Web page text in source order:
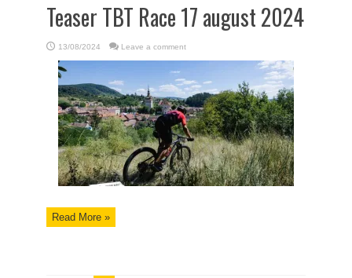
Teaser TBT Race 17 august 2024
13/08/2024 Leave a comment
Read More »